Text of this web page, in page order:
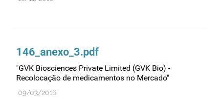
146_anexo_3.pdf
"GVK Biosciences Private Limited (GVK Bio) -
Recolocação de medicamentos no Mercado"
09/03/2016